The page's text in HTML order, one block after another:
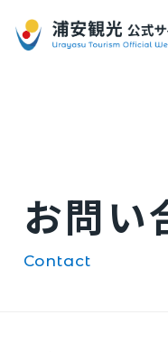
お問い
contact